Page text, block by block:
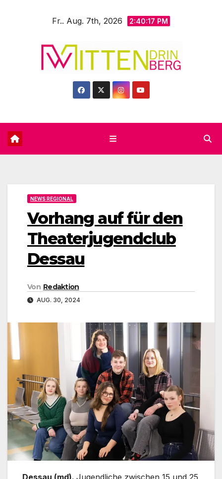
Fr.. Aug. 7th, 2026 2:40:19 PM
NEWS REGIONAL
Vorhang auf für den
Theaterjugendclub
Dessau
Von Redaktion
AUG. 30, 2024